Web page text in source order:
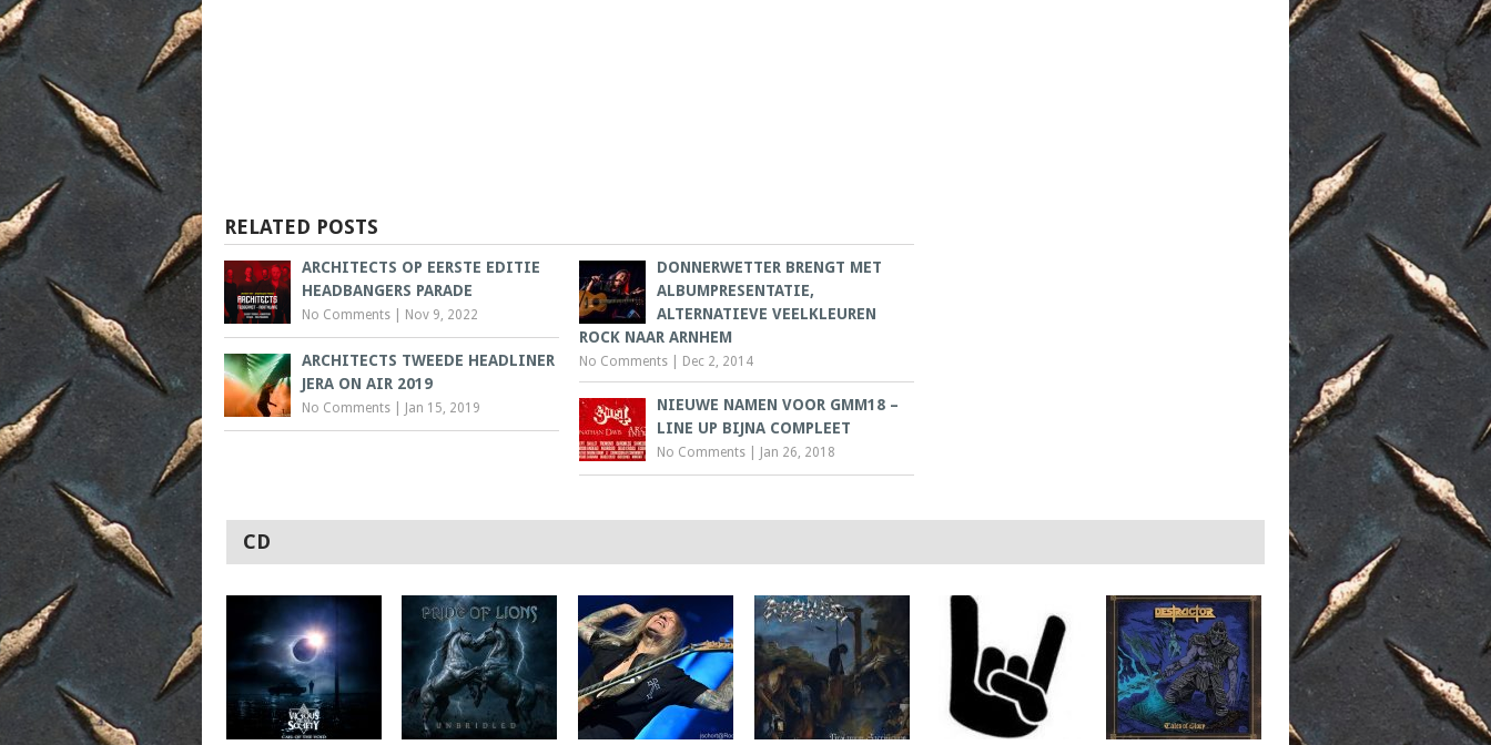
RELATED POSTS
ARCHITECTS OP EERSTE EDITIE
HEADBANGERS PARADE
No Comments Nov 9, 2022
DONNERWETTER BRENGT MET
ALBUMPRESENTATIE,
ALTERNATIEVE VEELKLEUREN
ROCK NAAR ARNHEM
No Comments Dec 2, 2014
ARCHITECTS TWEEDE HEADLINER
JERA ON AIR 2019
No Comments Jan 15, 2019
NIEUWE NAMEN VOOR GMM18 –
LINE UP BIJNA COMPLEET
No Comments Jan 26, 2018
CD